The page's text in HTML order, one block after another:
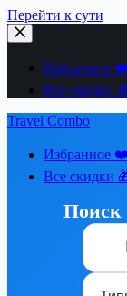
Перейти к сути
Избранное ❤️
Все скидки
Travel Combo
Избранное ❤️
Все скидки
Поиск